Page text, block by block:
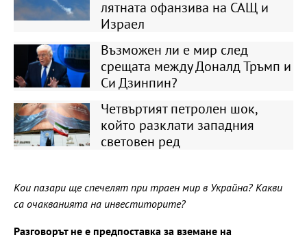
лятната офанзива на САЩ и
Израел
Възможен ли е мир след
срещата между Доналд Тръмп и
Си Дзинпин?
Четвъртият петролен шок,
който разклати западния
световен ред
Кои пазари ще спечелят при траен мир в Украйна? Какви
са очакванията на инвеститорите?
Разговорът не е предпоставка за вземане на